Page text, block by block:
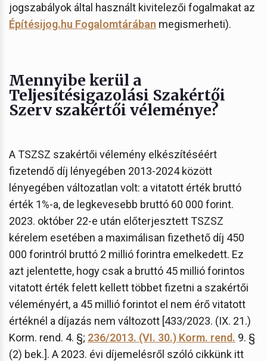
jogszabályok által használt kivitelezői fogalmakat az
Építésijog.hu Fogalomtárában megismerheti).
Mennyibe kerül a
Teljesítésigazolási Szakértői
Szerv szakértői véleménye?
A TSZSZ szakértői vélemény elkészítéséért
fizetendő díj lényegében 2013-2024 között
lényegében változatlan volt: a vitatott érték bruttó
érték 1%-a, de legkevesebb bruttó 60 000 forint.
2023. október 22-e után előterjesztett TSZSZ
kérelem esetében a maximálisan fizethető díj 450
000 forintról bruttó 2 millió forintra emelkedett. Ez
azt jelentette, hogy csak a bruttó 45 millió forintos
vitatott érték felett kellett többet fizetni a szakértői
véleményért, a 45 millió forintot el nem érő vitatott
értéknél a díjazás nem változott [433/2023. (IX. 21.)
Korm. rend. 4. §; 236/2013. (VI. 30.) Korm. rend. 9. §
(2) bek.]. A 2023. évi díjemelésről szóló cikkünk itt